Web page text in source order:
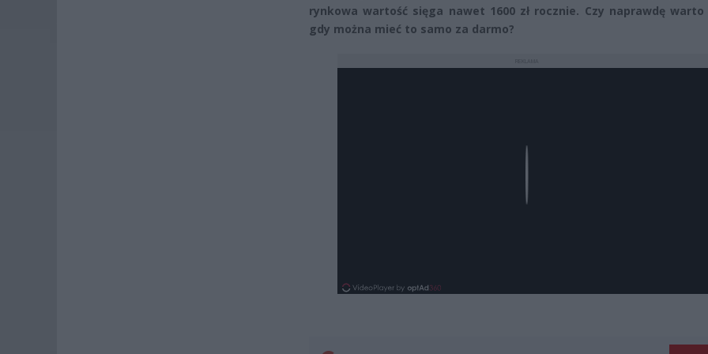
rynkowa wartość sięga nawet 1600 zł rocznie. Czy naprawdę warto
gdy można mieć to samo za darmo?